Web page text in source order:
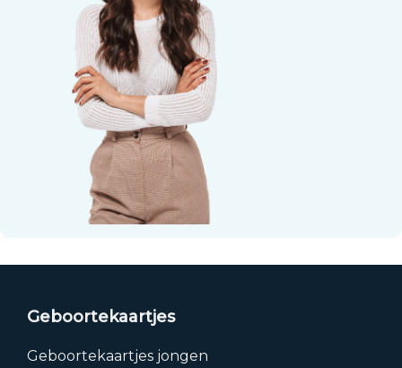
Geboortekaartjes
Geboortekaartjes jongen